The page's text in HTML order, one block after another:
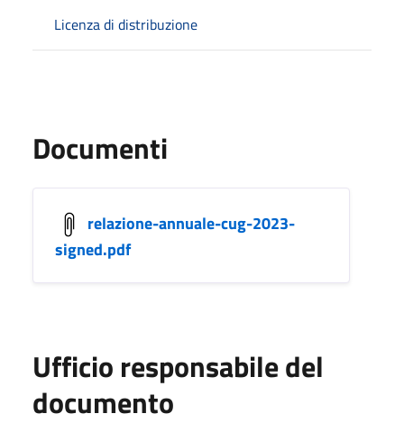
Licenza di distribuzione
Documenti
relazione-annuale-cug-2023-
signed.pdf
Ufficio responsabile del
documento